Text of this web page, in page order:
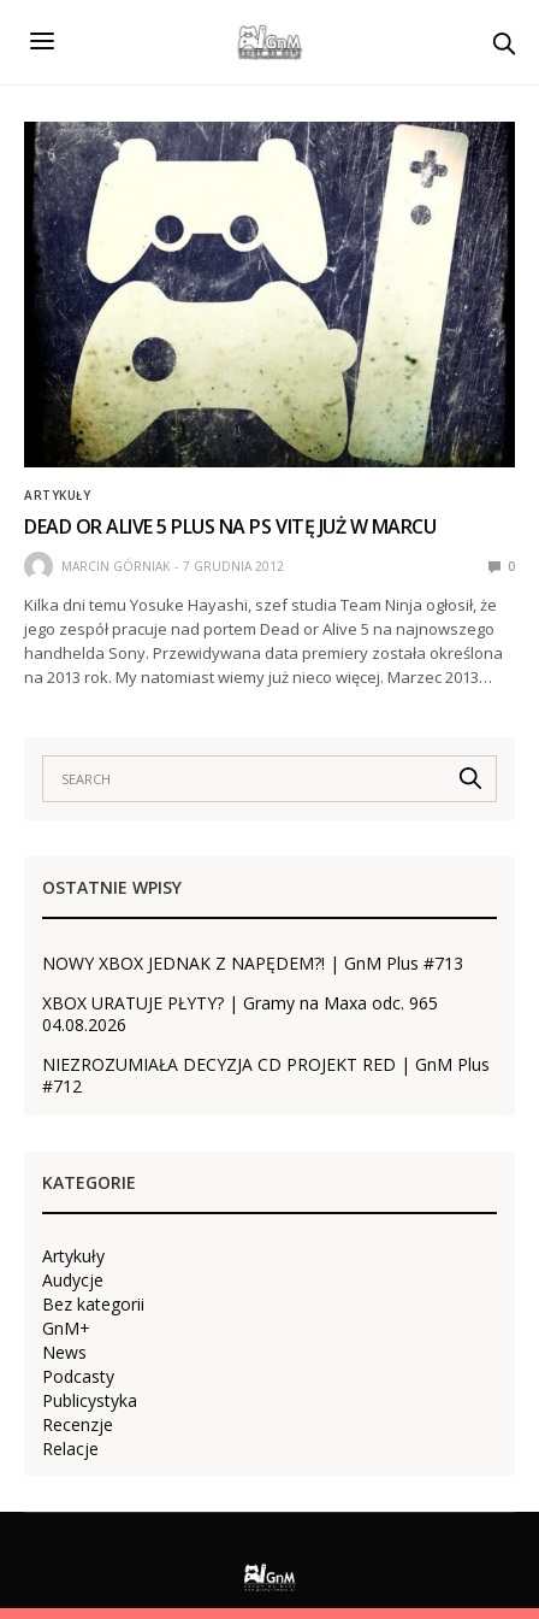
ARTYKUŁY
DEAD OR ALIVE 5 PLUS NA PS VITĘ JUŻ W MARCU
MARCIN GÓRNIAK 7 GRUDNIA 2012 0
Kilka dni temu Yosuke Hayashi, szef studia Team Ninja ogłosił, że
jego zespół pracuje nad portem Dead or Alive 5 na najnowszego
handhelda Sony. Przewidywana data premiery została określona
na 2013 rok. My natomiast wiemy już nieco więcej. Marzec 2013…
OSTATNIE WPISY
NOWY XBOX JEDNAK Z NAPĘDEM?! | GnM Plus #713
XBOX URATUJE PŁYTY? | Gramy na Maxa odc. 965
04.08.2026
NIEZROZUMIAŁA DECYZJA CD PROJEKT RED | GnM Plus
#712
KATEGORIE
Artykuły
Audycje
Bez kategorii
GnM+
News
Podcasty
Publicystyka
Recenzje
Relacje